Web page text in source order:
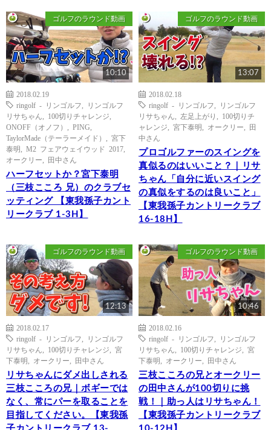
ゴルフのラウンド動画
10:10
2018.02.19
ringolf - リンゴルフ
リンゴルフ
リサちゃん
100切りチャレンジ
ONOFF（オノフ）
PING
TaylorMade（テーラーメイド）
宮下
泰明
M2 フェアウェイウッド 2017
オークリー
田中さん
ハーフセットか？宮下泰明
（三枝こころ 兄）のクラブセ
ッティング 【東我孫子カント
リークラブ 1-3H】
ゴルフのラウンド動画
13:07
2018.02.18
ringolf - リンゴルフ
リンゴルフ
リサちゃん
左足上がり
100切りチ
ャレンジ
宮下泰明 オークリー
田
中さん
プロゴルファーのスイングを
真似るのはいいこと？｜リサ
ちゃん「自分に近いスイング
の真似をするのは良いこと」
【東我孫子カントリークラブ
16-18H】
ゴルフのラウンド動画
12:13
2018.02.17
ringolf - リンゴルフ
リンゴルフ
リサちゃん
100切りチャレンジ
宮
下泰明
オークリー 田中さん
リサちゃんにダメ出しされる
三枝こころの兄｜ボギーでは
なく、常にパーを取ることを
目指してください。【東我孫
ゴルフのラウンド動画
10:46
2018.02.16
ringolf - リンゴルフ
リンゴルフ
リサちゃん
100切りチャレンジ
宮
下泰明
オークリー 田中さん
三枝こころの兄とオークリー
の田中さんが100切りに挑
戦！｜助っ人はリサちゃん！
【東我孫子カントリークラブ